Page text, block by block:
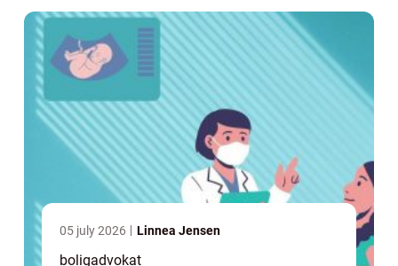
05 july 2026 Linnea Jensen
boligadvokat